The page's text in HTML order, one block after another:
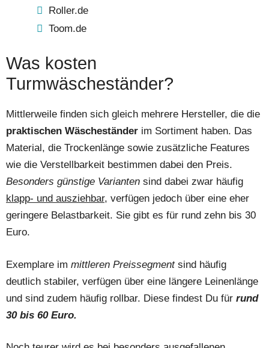
Roller.de
Toom.de
Was kosten
Turmwäscheständer?
Mittlerweile finden sich gleich mehrere Hersteller, die die
praktischen Wäscheständer im Sortiment haben. Das
Material, die Trockenlänge sowie zusätzliche Features
wie die Verstellbarkeit bestimmen dabei den Preis.
Besonders günstige Varianten sind dabei zwar häufig
klapp- und ausziehbar, verfügen jedoch über eine eher
geringere Belastbarkeit. Sie gibt es für rund zehn bis 30
Euro.
Exemplare im mittleren Preissegmentsind häufig
deutlich stabiler, verfügen über eine längere Leinenlänge
und sind zudem häufig rollbar. Diese findest Du für rund
30 bis 60 Euro.